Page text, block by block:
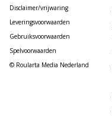
Disclaimer/vrijwaring
Leveringsvoorwaarden
Gebruiksvoorwaarden
Spelvoorwaarden
© Roularta Media Nederland